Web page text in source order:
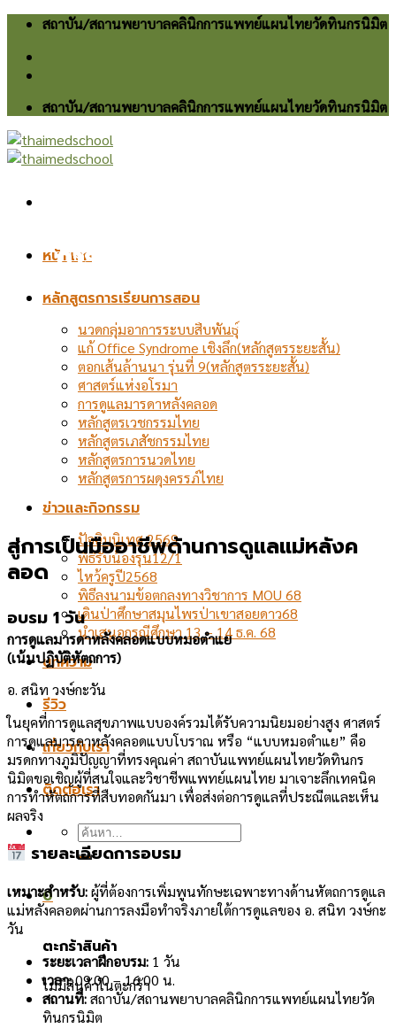
Skip
content
สถาบัน/สถานพยาบาลคลินิกการแพทย์แผนไทยวัดทินกรนิมิต
สถาบัน/สถานพยาบาลคลินิกการแพทย์แผนไทยวัดทินกรนิมิต
หน้าแรก
หลักสูตรการเรียนการสอน
นวดกลุ่มอาการระบบสืบพันธุ์
แก้ Office Syndrome เชิงลึก(หลักสูตรระยะสั้น)
ตอกเส้นล้านนา รุ่นที่ 9(หลักสูตรระยะสั้น)
ศาสตร์แห่งอโรมา
การดูแลมารดาหลังคลอด
หลักสูตรเวชกรรมไทย
หลักสูตรเภสัชกรรมไทย
หลักสูตรการนวดไทย
หลักสูตรการผดุงครรภ์ไทย
ข่าวและกิจกรรม
ปัจฉิมนิเทศ 2569
พิธีรับน้องรุ่น12/1
ไหว้ครูปี2568
พิธีลงนามข้อตกลงทางวิชาการ MOU 68
เดินป่าศึกษาสมุนไพรป่าเขาสอยดาว68
นำเสนอกรณีศึกษา 13 – 14 ธ.ค. 68
บทความ
รีวิว
เกี่ยวกับเรา
ติดต่อเรา
ค้นหา:
0
ตะกร้าสินค้า
ไม่มีสินค้าในตะกร้า
การดูแลมารดาหลังคลอด
แบบหมอตำแย (เน้นปฏิบัติหัตถการ)
สู่การเป็นมืออาชีพด้านการดูแลแม่หลังค
ลอด
อบรม 1 วัน
การดูแลมารดาหลังคลอดแบบหมอตำแย
(เน้นปฏิบัติหัตถการ)
อ. สนิท วงษ์กะวัน
ในยุคที่การดูแลสุขภาพแบบองค์รวมได้รับความนิยมอย่างสูง ศาสตร์
การดูแลมารดาหลังคลอดแบบโบราณ หรือ “แบบหมอตำแย” คือ
มรดกทางภูมิปัญญาที่ทรงคุณค่า สถาบันแพทย์แผนไทยวัดทินกร
นิมิตขอเชิญผู้ที่สนใจและวิชาชีพแพทย์แผนไทย มาเจาะลึกเทคนิค
การทำหัตถการที่สืบทอดกันมา เพื่อส่งต่อการดูแลที่ประณีตและเห็น
ผลจริง
รายละเอียดการอบรม
เหมาะสำหรับ:ผู้ที่ต้องการเพิ่มพูนทักษะเฉพาะทางด้านหัตถการดูแล
แม่หลังคลอดผ่านการลงมือทำจริงภายใต้การดูแลของ อ. สนิท วงษ์กะ
วัน
ระยะเวลาฝึกอบรม: 1 วัน
เวลา:09.00 – 16.00 น.
สถานที่:สถาบัน/สถานพยาบาลคลินิกการแพทย์แผนไทยวัด
ทินกรนิมิต